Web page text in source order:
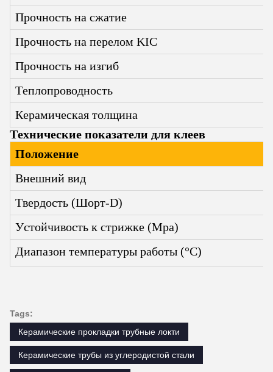
Прочность на сжатие
Прочность на перелом KΙC
Прочность на изгиб
Теплопроводность
Керамическая толщина
Технические показатели для клеев
Положение
Внешний вид
Твердость (Шорт-D)
Устойчивость к стрижке (Mpa)
Диапазон температуры работы (°C)
Tags:
Керамические прокладки трубные локти
Керамические трубы из углеродистой стали